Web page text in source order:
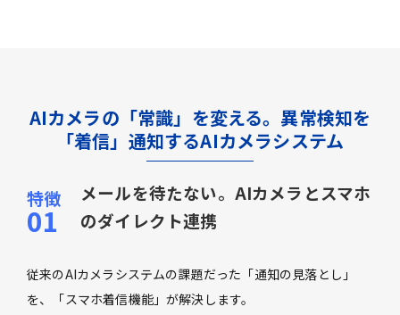
AIカメラの「常識」を変える。異常検知を
「着信」通知するAIカメラシステム
メールを待たない。AIカメラとスマホ
のダイレクト連携
従来のAIカメラシステムの課題だった「通知の見落とし」
を、「スマホ着信機能」が解決します。